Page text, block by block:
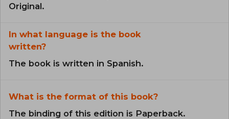
Original.
In what language is the book
written?
The book is written in Spanish.
What is the format of this book?
The binding of this edition is Paperback.